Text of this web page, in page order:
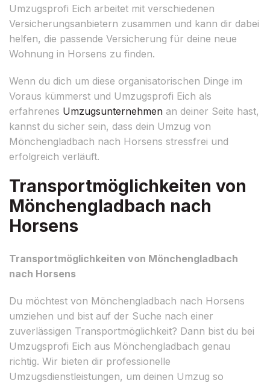
Umzugsprofi Eich arbeitet mit verschiedenen
Versicherungsanbietern zusammen und kann dir dabei
helfen, die passende Versicherung für deine neue
Wohnung in Horsens zu finden.
Wenn du dich um diese organisatorischen Dinge im
Voraus kümmerst und Umzugsprofi Eich als
erfahrenes Umzugsunternehmen an deiner Seite hast,
kannst du sicher sein, dass dein Umzug von
Mönchengladbach nach Horsens stressfrei und
erfolgreich verläuft.
Transportmöglichkeiten von
Mönchengladbach nach
Horsens
Transportmöglichkeiten von Mönchengladbach
nach Horsens
Du möchtest von Mönchengladbach nach Horsens
umziehen und bist auf der Suche nach einer
zuverlässigen Transportmöglichkeit? Dann bist du bei
Umzugsprofi Eich aus Mönchengladbach genau
richtig. Wir bieten dir professionelle
Umzugsdienstleistungen, um deinen Umzug so